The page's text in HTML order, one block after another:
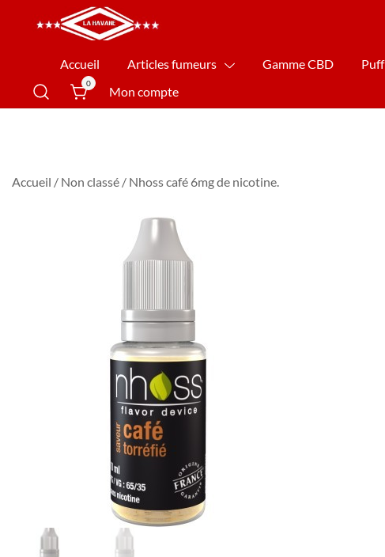
La Havane Nîmes
Accueil Articles fumeurs Gamme CBD Puff
0
Mon compte
Accueil / Non classé / Nhoss café 6mg de nicotine.